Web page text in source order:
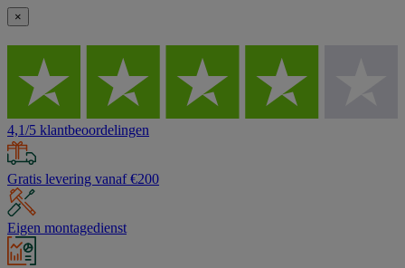
×
4,1/5 klantbeoordelingen
Gratis levering vanaf €200
Eigen montagedienst